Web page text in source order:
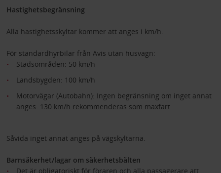
Hastighetsbegränsning
Alla hastighetsskyltar kommer att anges i km/h.
För standardhyrbilar från Avis utan husvagn:
Stadsområden: 50 km/h
Landsbygden: 100 km/h
Motorvägar (Autobahn): Ingen begränsning om inget annat
anges. 130 km/h rekommenderas som maxfart
Såvida inget annat anges på vägskyltarna.
Barnsäkerhet/lagar om säkerhetsbälten
Det är obligatoriskt för föraren och alla passagerare att